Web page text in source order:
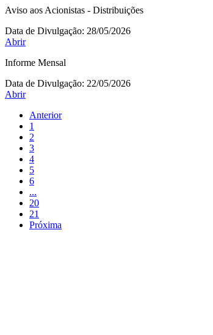
Aviso aos Acionistas - Distribuições
Data de Divulgação: 28/05/2026
Abrir
Informe Mensal
Data de Divulgação: 22/05/2026
Abrir
Anterior
1
2
3
4
5
6
...
20
21
Próxima